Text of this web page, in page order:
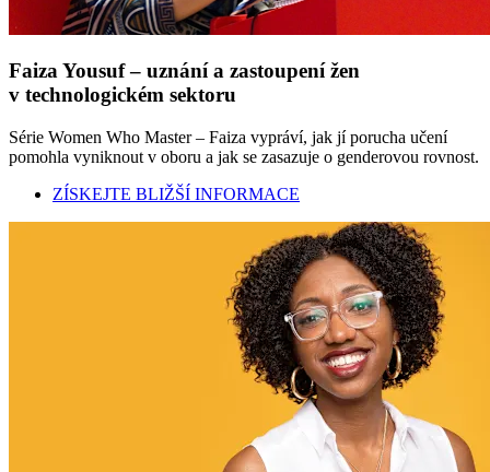
Faiza Yousuf – uznání a zastoupení žen
v technologickém sektoru
Série Women Who Master – Faiza vypráví, jak jí porucha učení
pomohla vyniknout v oboru a jak se zasazuje o genderovou rovnost.
ZÍSKEJTE BLIŽŠÍ INFORMACE